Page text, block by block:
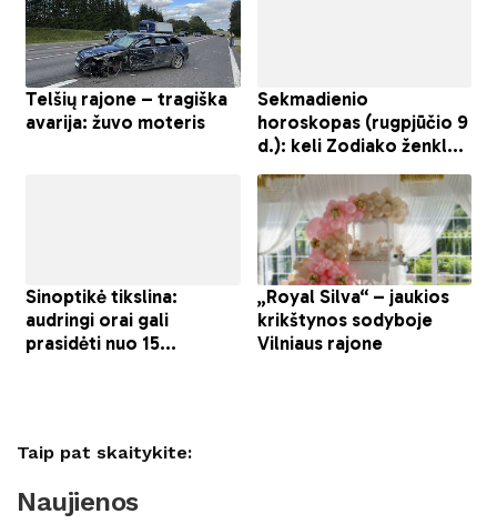
Taip pat skaitykite:
Naujienos